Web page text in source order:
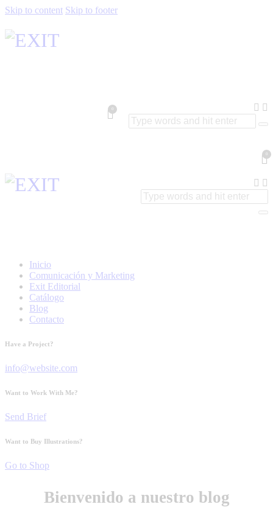
Skip to content Skip to footer
Inicio
Comunicación y Marketing
Exit Editorial
Catálogo
Blog
Contacto
Have a Project?
info@website.com
Want to Work With Me?
Send Brief
Want to Buy Illustrations?
Go to Shop
Bienvenido a nuestro blog